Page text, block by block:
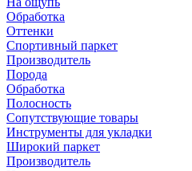
Обработка
Оттенки
Спортивный паркет
Производитель
Порода
Обработка
Полосность
Сопутствующие товары
Инструменты для укладки
Широкий паркет
Производитель